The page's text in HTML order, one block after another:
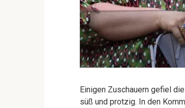
Einigen Zuschauern gefiel
süß und protzig. In den